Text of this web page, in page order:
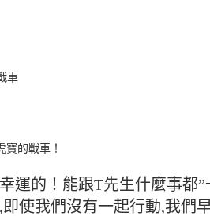
車
的戰車！
運的！能跟T先生什麼事都
使我們沒有一起行動,我們